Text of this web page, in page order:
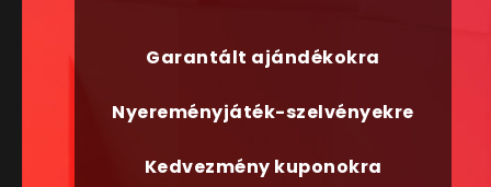
Garantált ajándékokra
Nyereményjáték-szelvényekre
Kedvezmény kuponokra